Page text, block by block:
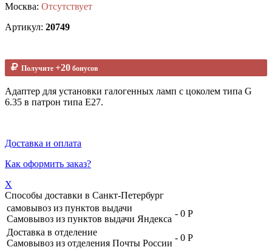
Москва: Отсутствует
Артикул: 20749
Получите +20 бонусов
Адаптер для установки галогенных ламп с цоколем типа G
6.35 в патрон типа Е27.
Доставка и оплата
Как оформить заказ?
X
Способы доставки в Санкт-Петербург
самовывоз из пунктов выдачи
Самовывоз из пунктов выдачи Яндекса
- 0 Р
Доставка в отделение
Самовывоз из отделения Почты России
- 0 Р